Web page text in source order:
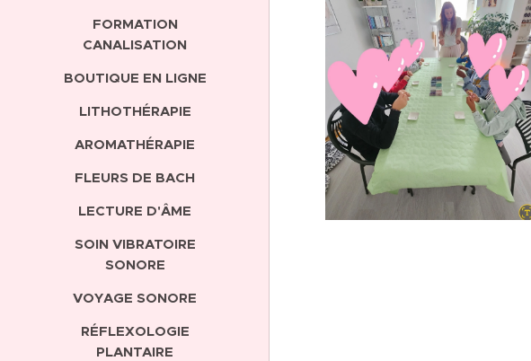
FORMATION
CANALISATION
BOUTIQUE EN LIGNE
LITHOTHÉRAPIE
AROMATHÉRAPIE
FLEURS DE BACH
LECTURE D'ÂME
SOIN VIBRATOIRE
SONORE
VOYAGE SONORE
RÉFLEXOLOGIE
PLANTAIRE